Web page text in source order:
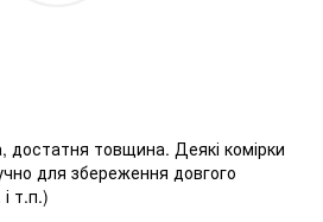
достатня товщина. Деякі комірки
для збереження довгого
т.п.)